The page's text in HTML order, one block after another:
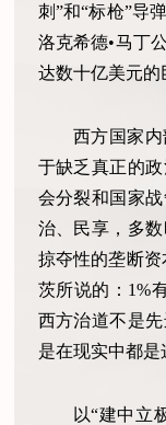
刺”和“标枪”导
洛克希德•马丁
达数十亿美元的
西方国家
于缺乏真正的
会分裂和国家
治、民享，多
掠夺性的垄断资
茨所说的：1%
西方治道不是
是在现实中都是
以“建中立